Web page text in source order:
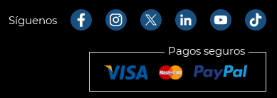
Síguenos
Pagos seguros